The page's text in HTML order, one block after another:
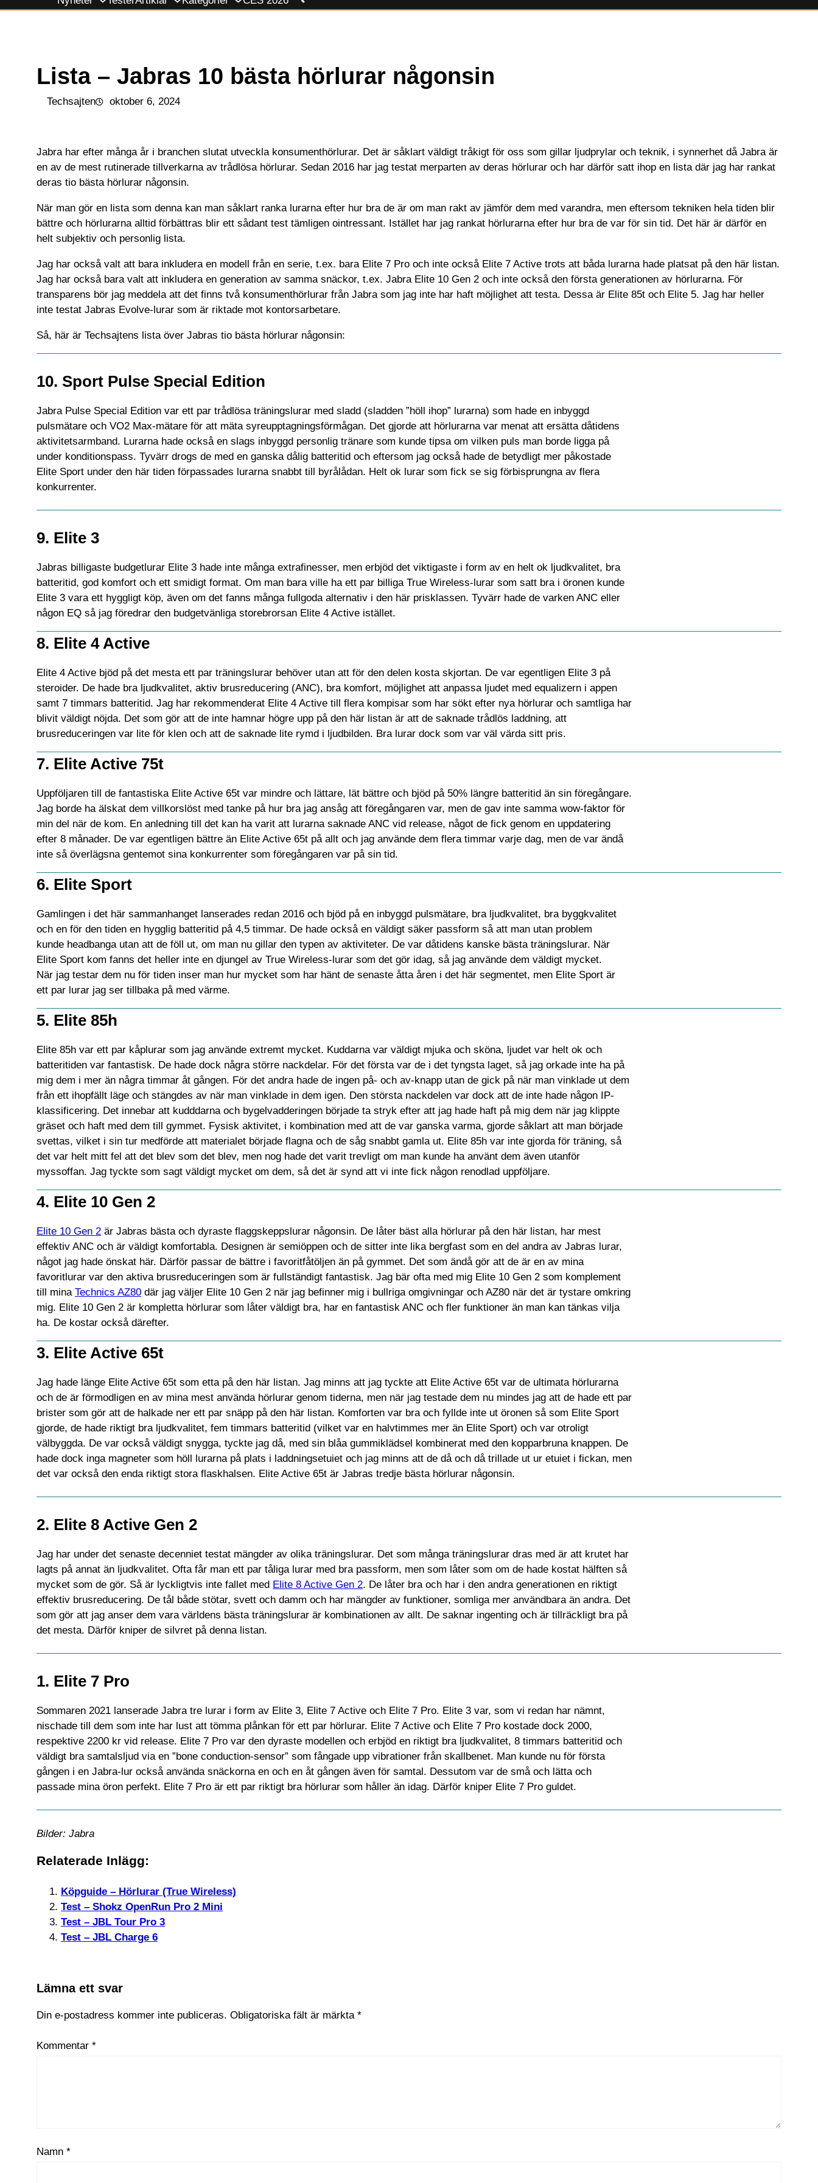
till
Lista – Jabras 10 bästa hörlurar någonsin
Techsajten oktober 6, 2024
Jabra har efter många år i branchen slutat utveckla konsumenthörlurar. Det är såklart väldigt tråkigt för oss som gillar ljudprylar och teknik, i synnerhet då Jabra är
en av de mest rutinerade tillverkarna av trådlösa hörlurar. Sedan 2016 har jag testat merparten av deras hörlurar och har därför satt ihop en lista där jag har rankat
deras tio bästa hörlurar någonsin.
När man gör en lista som denna kan man såklart ranka lurarna efter hur bra de är om man rakt av jämför dem med varandra, men eftersom tekniken hela tiden blir
bättre och hörlurarna alltid förbättras blir ett sådant test tämligen ointressant. Istället har jag rankat hörlurarna efter hur bra de var för sin tid. Det här är därför en
helt subjektiv och personlig lista.
Jag har också valt att bara inkludera en modell från en serie, t.ex. bara Elite 7 Pro och inte också Elite 7 Active trots att båda lurarna hade platsat på den här listan.
Jag har också bara valt att inkludera en generation av samma snäckor, t.ex. Jabra Elite 10 Gen 2 och inte också den första generationen av hörlurarna. För
transparens bör jag meddela att det finns två konsumenthörlurar från Jabra som jag inte har haft möjlighet att testa. Dessa är Elite 85t och Elite 5. Jag har heller
inte testat Jabras Evolve-lurar som är riktade mot kontorsarbetare.
Så, här är Techsajtens lista över Jabras tio bästa hörlurar någonsin:
10. Sport Pulse Special Edition
Jabra Pulse Special Edition var ett par trådlösa träningslurar med sladd (sladden ”höll ihop” lurarna) som hade en inbyggd
pulsmätare och VO2 Max-mätare för att mäta syreupptagningsförmågan. Det gjorde att hörlurarna var menat att ersätta dåtidens
aktivitetsarmband. Lurarna hade också en slags inbyggd personlig tränare som kunde tipsa om vilken puls man borde ligga på
under konditionspass. Tyvärr drogs de med en ganska dålig batteritid och eftersom jag också hade de betydligt mer påkostade
Elite Sport under den här tiden förpassades lurarna snabbt till byrålådan. Helt ok lurar som fick se sig förbisprungna av flera
konkurrenter.
9. Elite 3
Jabras billigaste budgetlurar Elite 3 hade inte många extrafinesser, men erbjöd det viktigaste i form av en helt ok ljudkvalitet, bra
batteritid, god komfort och ett smidigt format. Om man bara ville ha ett par billiga True Wireless-lurar som satt bra i öronen kunde
Elite 3 vara ett hyggligt köp, även om det fanns många fullgoda alternativ i den här prisklassen. Tyvärr hade de varken ANC eller
någon EQ så jag föredrar den budgetvänliga storebrorsan Elite 4 Active istället.
8. Elite 4 Active
Elite 4 Active bjöd på det mesta ett par träningslurar behöver utan att för den delen kosta skjortan. De var egentligen Elite 3 på
steroider. De hade bra ljudkvalitet, aktiv brusreducering (ANC), bra komfort, möjlighet att anpassa ljudet med equalizern i appen
samt 7 timmars batteritid. Jag har rekommenderat Elite 4 Active till flera kompisar som har sökt efter nya hörlurar och samtliga har
blivit väldigt nöjda. Det som gör att de inte hamnar högre upp på den här listan är att de saknade trådlös laddning, att
brusreduceringen var lite för klen och att de saknade lite rymd i ljudbilden. Bra lurar dock som var väl värda sitt pris.
7. Elite Active 75t
Uppföljaren till de fantastiska Elite Active 65t var mindre och lättare, lät bättre och bjöd på 50% längre batteritid än sin föregångare.
Jag borde ha älskat dem villkorslöst med tanke på hur bra jag ansåg att föregångaren var, men de gav inte samma wow-faktor för
min del när de kom. En anledning till det kan ha varit att lurarna saknade ANC vid release, något de fick genom en uppdatering
efter 8 månader. De var egentligen bättre än Elite Active 65t på allt och jag använde dem flera timmar varje dag, men de var ändå
inte så överlägsna gentemot sina konkurrenter som föregångaren var på sin tid.
6. Elite Sport
Gamlingen i det här sammanhanget lanserades redan 2016 och bjöd på en inbyggd pulsmätare, bra ljudkvalitet, bra byggkvalitet
och en för den tiden en hygglig batteritid på 4,5 timmar. De hade också en väldigt säker passform så att man utan problem
kunde headbanga utan att de föll ut, om man nu gillar den typen av aktiviteter. De var dåtidens kanske bästa träningslurar. När
Elite Sport kom fanns det heller inte en djungel av True Wireless-lurar som det gör idag, så jag använde dem väldigt mycket.
När jag testar dem nu för tiden inser man hur mycket som har hänt de senaste åtta åren i det här segmentet, men Elite Sport är
ett par lurar jag ser tillbaka på med värme.
5. Elite 85h
Elite 85h var ett par kåplurar som jag använde extremt mycket. Kuddarna var väldigt mjuka och sköna, ljudet var helt ok och
batteritiden var fantastisk. De hade dock några större nackdelar. För det första var de i det tyngsta laget, så jag orkade inte ha på
mig dem i mer än några timmar åt gången. För det andra hade de ingen på- och av-knapp utan de gick på när man vinklade ut dem
från ett ihopfällt läge och stängdes av när man vinklade in dem igen. Den största nackdelen var dock att de inte hade någon IP-
klassificering. Det innebar att kudddarna och bygelvadderingen började ta stryk efter att jag hade haft på mig dem när jag klippte
gräset och haft med dem till gymmet. Fysisk aktivitet, i kombination med att de var ganska varma, gjorde såklart att man började
svettas, vilket i sin tur medförde att materialet började flagna och de såg snabbt gamla ut. Elite 85h var inte gjorda för träning, så
det var helt mitt fel att det blev som det blev, men nog hade det varit trevligt om man kunde ha använt dem även utanför
myssoffan. Jag tyckte som sagt väldigt mycket om dem, så det är synd att vi inte fick någon renodlad uppföljare.
4. Elite 10 Gen 2
Elite 10 Gen 2 är Jabras bästa och dyraste flaggskeppslurar någonsin. De låter bäst alla hörlurar på den här listan, har mest
effektiv ANC och är väldigt komfortabla. Designen är semiöppen och de sitter inte lika bergfast som en del andra av Jabras lurar,
något jag hade önskat här. Därför passar de bättre i favoritfåtöljen än på gymmet. Det som ändå gör att de är en av mina
favoritlurar var den aktiva brusreduceringen som är fullständigt fantastisk. Jag bär ofta med mig Elite 10 Gen 2 som komplement
till mina Technics AZ80 där jag väljer Elite 10 Gen 2 när jag befinner mig i bullriga omgivningar och AZ80 när det är tystare omkring
mig. Elite 10 Gen 2 är kompletta hörlurar som låter väldigt bra, har en fantastisk ANC och fler funktioner än man kan tänkas vilja
ha. De kostar också därefter.
3. Elite Active 65t
Jag hade länge Elite Active 65t som etta på den här listan. Jag minns att jag tyckte att Elite Active 65t var de ultimata hörlurarna
och de är förmodligen en av mina mest använda hörlurar genom tiderna, men när jag testade dem nu mindes jag att de hade ett par
brister som gör att de halkade ner ett par snäpp på den här listan. Komforten var bra och fyllde inte ut öronen så som Elite Sport
gjorde, de hade riktigt bra ljudkvalitet, fem timmars batteritid (vilket var en halvtimmes mer än Elite Sport) och var otroligt
välbyggda. De var också väldigt snygga, tyckte jag då, med sin blåa gummiklädsel kombinerat med den kopparbruna knappen. De
hade dock inga magneter som höll lurarna på plats i laddningsetuiet och jag minns att de då och då trillade ut ur etuiet i fickan, men
det var också den enda riktigt stora flaskhalsen. Elite Active 65t är Jabras tredje bästa hörlurar någonsin.
2. Elite 8 Active Gen 2
Jag har under det senaste decenniet testat mängder av olika träningslurar. Det som många träningslurar dras med är att krutet har
lagts på annat än ljudkvalitet. Ofta får man ett par tåliga lurar med bra passform, men som låter som om de hade kostat hälften så
mycket som de gör. Så är lyckligtvis inte fallet med Elite 8 Active Gen 2. De låter bra och har i den andra generationen en riktigt
effektiv brusreducering. De tål både stötar, svett och damm och har mängder av funktioner, somliga mer användbara än andra. Det
som gör att jag anser dem vara världens bästa träningslurar är kombinationen av allt. De saknar ingenting och är tillräckligt bra på
det mesta. Därför kniper de silvret på denna listan.
1. Elite 7 Pro
Sommaren 2021 lanserade Jabra tre lurar i form av Elite 3, Elite 7 Active och Elite 7 Pro. Elite 3 var, som vi redan har nämnt,
nischade till dem som inte har lust att tömma plånkan för ett par hörlurar. Elite 7 Active och Elite 7 Pro kostade dock 2000,
respektive 2200 kr vid release. Elite 7 Pro var den dyraste modellen och erbjöd en riktigt bra ljudkvalitet, 8 timmars batteritid och
väldigt bra samtalsljud via en ”bone conduction-sensor” som fångade upp vibrationer från skallbenet. Man kunde nu för första
gången i en Jabra-lur också använda snäckorna en och en åt gången även för samtal. Dessutom var de små och lätta och
passade mina öron perfekt. Elite 7 Pro är ett par riktigt bra hörlurar som håller än idag. Därför kniper Elite 7 Pro guldet.
Bilder: Jabra
Relaterade Inlägg:
Köpguide – Hörlurar (True Wireless)
Test – Shokz OpenRun Pro 2 Mini
Test – JBL Tour Pro 3
Test – JBL Charge 6
Lämna ett svar
Din e-postadress kommer inte publiceras. Obligatoriska fält är märkta *
Kommentar *
Namn *